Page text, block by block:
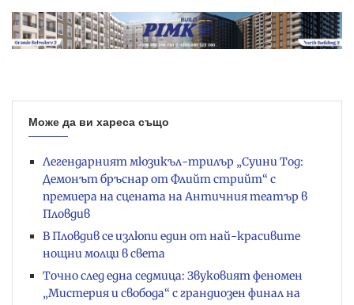
Може да ви хареса също
Легендарният мюзикъл-трилър „Суини Тод:
Демонът бръснар от Флийт стрийт“ с
премиера на сцената на Античния театър в
Пловдив
В Пловдив се излюпи един от най-красивите
нощни молци в света
Точно след една седмица: Звуковият феномен
„Мистерия и свобода“ с грандиозен финал на